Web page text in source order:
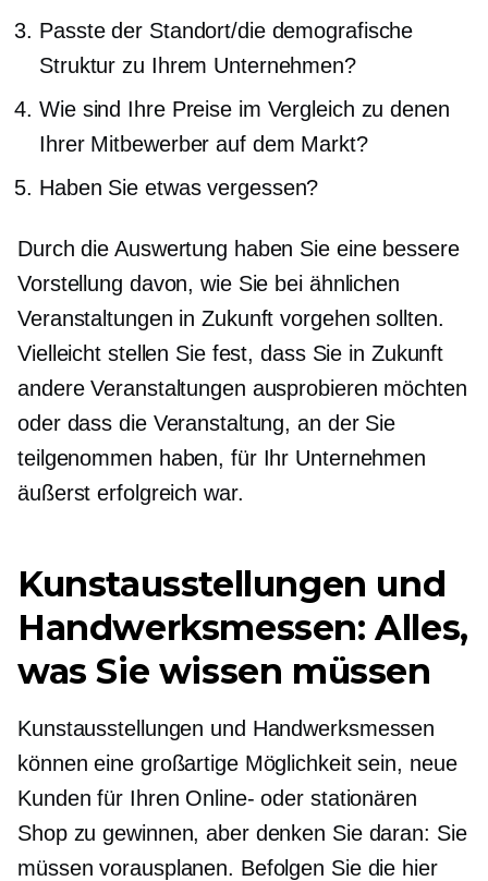
Passte der Standort/die demografische
Struktur zu Ihrem Unternehmen?
Wie sind Ihre Preise im Vergleich zu denen
Ihrer Mitbewerber auf dem Markt?
Haben Sie etwas vergessen?
Durch die Auswertung haben Sie eine bessere
Vorstellung davon, wie Sie bei ähnlichen
Veranstaltungen in Zukunft vorgehen sollten.
Vielleicht stellen Sie fest, dass Sie in Zukunft
andere Veranstaltungen ausprobieren möchten
oder dass die Veranstaltung, an der Sie
teilgenommen haben, für Ihr Unternehmen
äußerst erfolgreich war.
Kunstausstellungen und
Handwerksmessen: Alles,
was Sie wissen müssen
Kunstausstellungen und Handwerksmessen
können eine großartige Möglichkeit sein, neue
Kunden für Ihren Online- oder stationären
Shop zu gewinnen, aber denken Sie daran: Sie
müssen vorausplanen. Befolgen Sie die hier